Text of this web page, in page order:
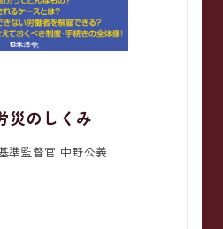
災のしくみ
準監督官 中野公義